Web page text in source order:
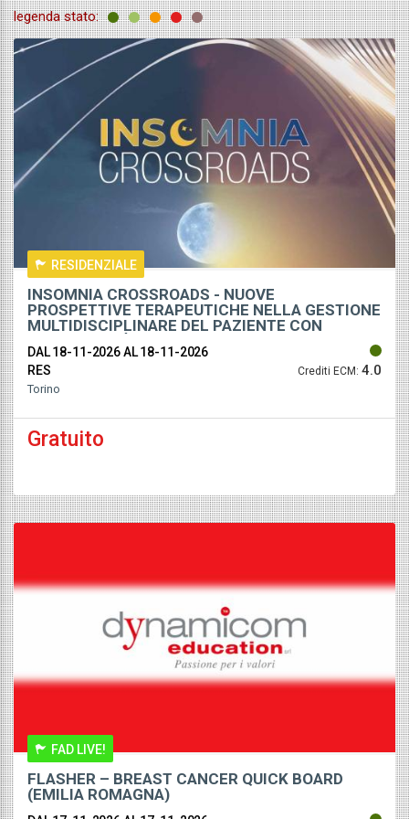
legenda stato:
RESIDENZIALE
INSOMNIA CROSSROADS - NUOVE
PROSPETTIVE TERAPEUTICHE NELLA GESTIONE
MULTIDISCIPLINARE DEL PAZIENTE CON
DAL 18-11-2026AL 18-11-2026
RES
Crediti ECM: 4.0
Torino
Gratuito
FAD LIVE!
FLASHER – BREAST CANCER QUICK BOARD
(EMILIA ROMAGNA)